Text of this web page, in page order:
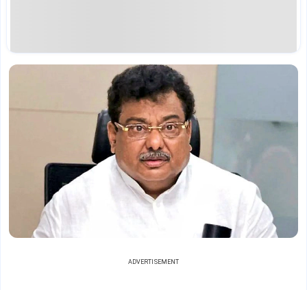
ADVERTISEMENT